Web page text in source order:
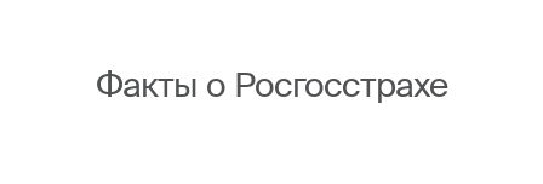
Факты о Росгосстрахе